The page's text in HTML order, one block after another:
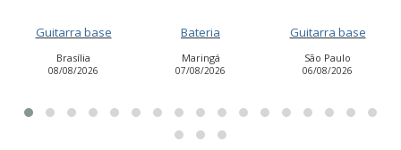
Bateria
Maringá
07/08/2026
Guitarra base
São Paulo
06/08/2026
Vocalista - Geral
Salvador
05/08/2026